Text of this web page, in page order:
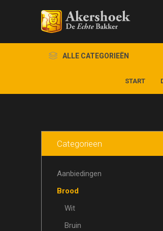
ALLE CATEGORIEËN
START
Categorieen
Aanbiedingen
Brood
Wit
Bruin